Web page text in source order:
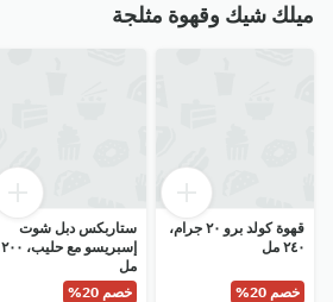
ميلك شيك وقهوة مثلجة
قهوة كولد برو ٢٠ جرام،
٢٤٠ مل
خصم 20%
ستاربكس دبل شوت
إسبريسو مع حليب، ٢٠٠
مل
خصم 20%